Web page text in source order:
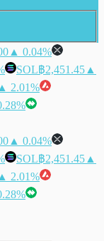
▲ 0.04%
SOL฿2,451.45 ▲
▲ 2.01%
▲ 0.04%
SOL฿2,451.45 ▲
▲ 2.01%